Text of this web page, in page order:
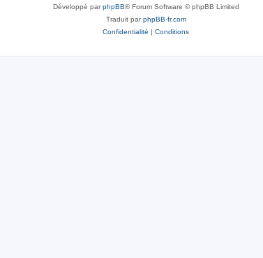
Développé parphpBB® Forum Software © phpBB Limited
Traduit parphpBB-fr.com
Confidentialité | Conditions